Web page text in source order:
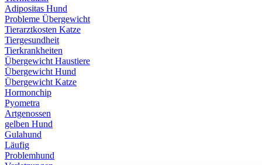
Adipositas Hund
Probleme Übergewicht
Tierarztkosten Katze
Tiergesundheit
Tierkrankheiten
Übergewicht Haustiere
Übergewicht Hund
Übergewicht Katze
Hormonchip
Pyometra
Artgenossen
gelben Hund
Gulahund
Läufig
Problemhund